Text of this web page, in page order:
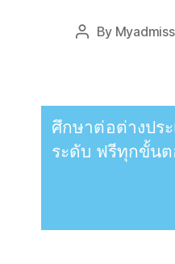
By
ศึกษาต่อต่างปร
ระดับ ฟรีทุกขั้น